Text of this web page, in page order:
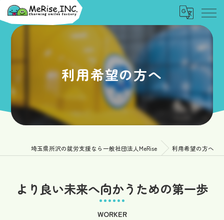
利用希望の方へ
埼玉県所沢の就労支援なら一般社団法人MeRise 利用希望の方へ
より良い未来へ向かうための第一歩
WORKER